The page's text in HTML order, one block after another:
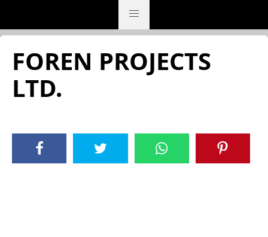
FOREN PROJECTS
LTD.